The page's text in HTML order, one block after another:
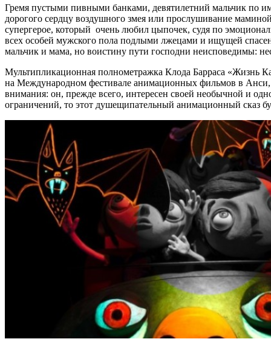
Гремя пустыми пивными банками, девятилетний мальчик по
дорогого сердцу воздушного змея или прослушивание
супергерое, который очень любил цыпочек, судя по
всех особей мужского пола подлыми лжецами и ищущей
мальчик и мама, но воистину пути господни неисповедимы:
Мультипликационная полнометражка Клода Барраса «Жизнь
на Международном фестивале анимационных фильмов в Анси,
внимания: он, прежде всего, интересен своей необычной и
ограничений, то этот душещипательный анимационный сказ